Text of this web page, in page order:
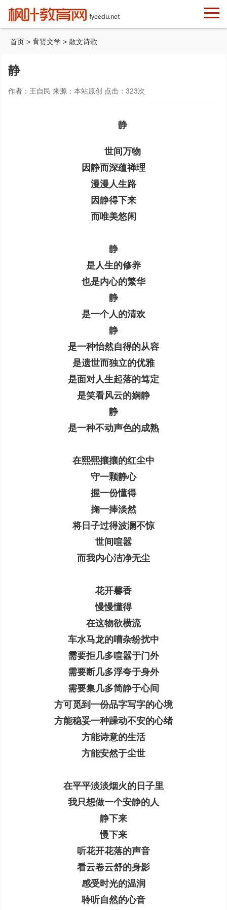
首页 > 育贤文学 > 散文诗歌
静
作者：王自民 来源：本站原创 点击： 323次
静
世间万物
因静而深蕴禅理
漫漫人生路
因静得下来
而唯美悠闲
静
是人生的修养
也是内心的繁华
静
是一个人的清欢
静
是一种怡然自得的从容
是遗世而独立的优雅
是面对人生起落的笃定
是笑看风云的娴静
静
是一种不动声色的成熟
在熙熙攘攘的红尘中
守一颗静心
握一份懂得
掬一捧淡然
将日子过得波澜不惊
世间喧嚣
而我内心洁净无尘
花开馨香
慢慢懂得
在这物欲横流
车水马龙的嘈杂纷扰中
需要拒几多喧嚣于门外
需要断几多浮夸于身外
需要集几多简静于心间
方可觅到一份品字写字的心境
方能稳妥一种躁动不安的心绪
方能诗意的生活
方能安然于尘世
在平平淡淡烟火的日子里
我只想做一个安静的人
静下来
慢下来
听花开花落的声音
看云卷云舒的身影
感受时光的温润
聆听自然的心音